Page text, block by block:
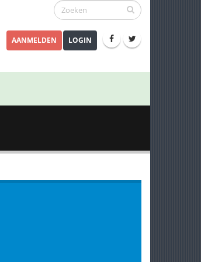
AANMELDEN LOGIN